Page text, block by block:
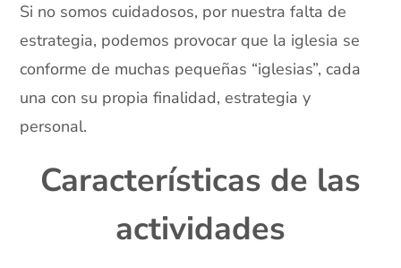
Si no somos cuidadosos, por nuestra falta de
estrategia, podemos provocar que la iglesia se
conforme de muchas pequeñas “iglesias”, cada
una con su propia finalidad, estrategia y
personal.
Características de las
actividades